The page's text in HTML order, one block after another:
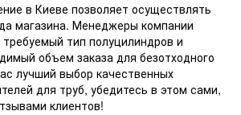
в Киеве позволяет осуществлять
магазина. Менеджеры компании
тип полуцилиндров и
объем заказа для безотходного
лучший выбор качественных
для труб, убедитесь в этом сами,
клиентов!